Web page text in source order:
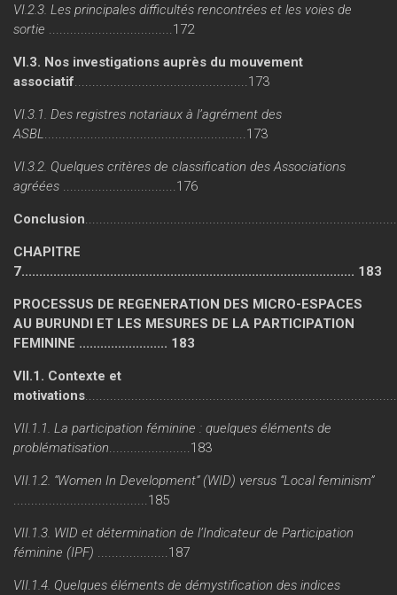
VI.2.3. Les principales difficultés rencontrées et les voies de
sortie
...................................172
VI.3. Nos investigations auprès du mouvement
associatif .................................................173
VI.3.1. Des registres notariaux à l’agrément des
ASBL
.........................................................173
VI.3.2. Quelques critères de classification des Associations
agréées
................................176
Conclusion
CHAPITRE
7.............................................................................................. 183
PROCESSUS DE REGENERATION DES MICRO-ESPACES
AU BURUNDI ET LES MESURES DE LA PARTICIPATION
FEMININE ......................... 183
VII.1. Contexte et
motivations
VII.1.1. La participation féminine : quelques éléments de
problématisation .......................183
VII.1.2. “Women In Development” (WID) versus “Local feminism”
......................................185
VII.1.3. WID et détermination de l’Indicateur de Participation
féminine (IPF)
....................187
VII.1.4. Quelques éléments de démystification des indices